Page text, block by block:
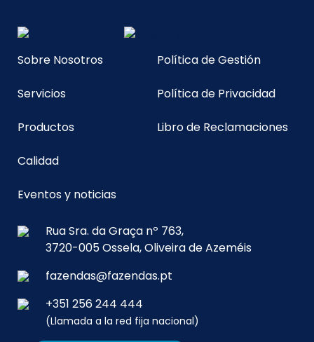
Sobre Nosotros
Servicios
Productos
Calidad
Eventos y noticias
Política de Gestión
Política de Privacidad
Libro de Reclamaciones
Rua Sra. da Graça nº 763,
3720-005 Ossela, Oliveira de Azeméis
fazendas@fazendas.pt
+351 256 244 444
(Llamada a la red fija nacional)